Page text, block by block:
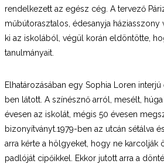
rendelkezett az egész cég. A tervező
műbútorasztalos, édesanyja
ki az iskolából, végül korán eldöntötte,
tanulmányait.
Elhatározásában egy Sophia Loren
ben látott. A színésznő arról, mesélt,
évesen az iskolát, mégis 50 évesen
bizonyítványt.1979-ben az utcán sétálva
arra kérte a hölgyeket, hogy ne karcolják
padlóját cipőikkel. Ekkor jutott arra a